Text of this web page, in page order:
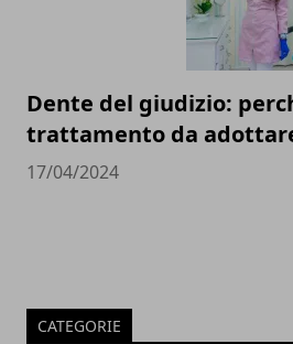
Dente del giudizio:
trattamento da
17/04/2024
CATEGORIE